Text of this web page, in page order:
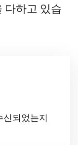
다하고 있습
되었는지